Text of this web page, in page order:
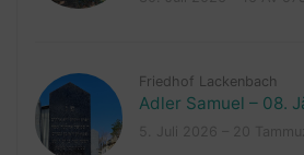
Friedhof Lackenbach
Adler Samuel – 08.